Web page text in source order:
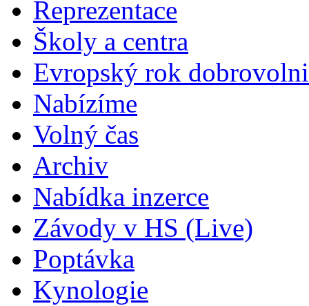
Reprezentace
Školy a centra
Evropský rok
Nabízíme
Volný čas
Archiv
Nabídka inzerce
Závody v HS (Live)
Poptávka
Kynologie